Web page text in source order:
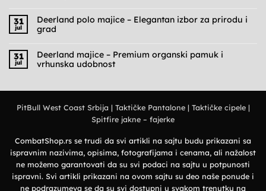
na
Cargo
pantalone
muške
Praktičnost,
udobnost
i
military
31
jul
Deerland polo majice – Elegantan izbor za prirodu i
grad
na
Deerland
polo
izbor
prirodu
i
31
jul
Deerland majice – Premium organski pamuk i
vrhunska udobnost
–
vrhunska
udobnost
PitBull West Coast Srbija | Taktičke Pantalone| Taktičke cipele|
Spitfire jakne – fajerke
CombatShop.rs se trudi da svi artikli na sajtu budu prikazani sa
ispravnim nazivima, opisima, fotografijama i cenama, ali nažalost
ne možemo garantovati da su svi podaci na sajtu u potpunosti
ispravni. Svi artikli prikazani na ovom sajtu su deo naše ponude i
ne podrazumeva se da su svi dostupni u svakom trenutku na